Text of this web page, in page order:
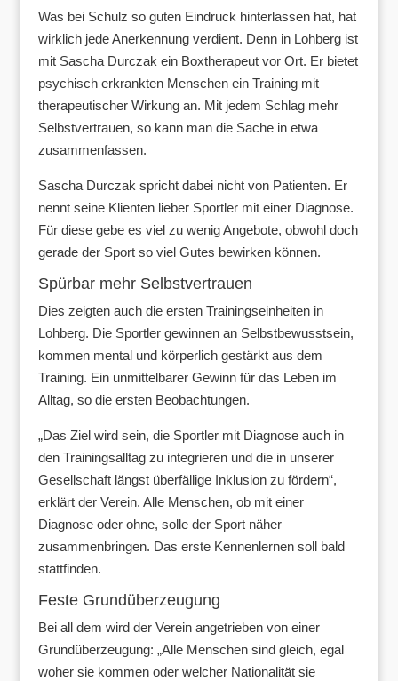
Was bei Schulz so guten Eindruck hinterlassen hat, hat
wirklich jede Anerkennung verdient. Denn in Lohberg ist
mit Sascha Durczak ein Boxtherapeut vor Ort. Er bietet
psychisch erkrankten Menschen ein Training mit
therapeutischer Wirkung an. Mit jedem Schlag mehr
Selbstvertrauen, so kann man die Sache in etwa
zusammenfassen.
Sascha Durczak spricht dabei nicht von Patienten. Er
nennt seine Klienten lieber Sportler mit einer Diagnose.
Für diese gebe es viel zu wenig Angebote, obwohl doch
gerade der Sport so viel Gutes bewirken können.
Spürbar mehr Selbstvertrauen
Dies zeigten auch die ersten Trainingseinheiten in
Lohberg. Die Sportler gewinnen an Selbstbewusstsein,
kommen mental und körperlich gestärkt aus dem
Training. Ein unmittelbarer Gewinn für das Leben im
Alltag, so die ersten Beobachtungen.
„Das Ziel wird sein, die Sportler mit Diagnose auch in
den Trainingsalltag zu integrieren und die in unserer
Gesellschaft längst überfällige Inklusion zu fördern“,
erklärt der Verein. Alle Menschen, ob mit einer
Diagnose oder ohne, solle der Sport näher
zusammenbringen. Das erste Kennenlernen soll bald
stattfinden.
Feste Grundüberzeugung
Bei all dem wird der Verein angetrieben von einer
Grundüberzeugung: „Alle Menschen sind gleich, egal
woher sie kommen oder welcher Nationalität sie